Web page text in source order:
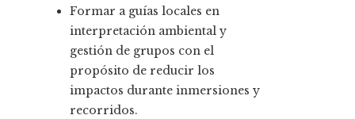
Formar a guías locales en
interpretación ambiental y
gestión de grupos con el
propósito de reducir los
impactos durante inmersiones y
recorridos.